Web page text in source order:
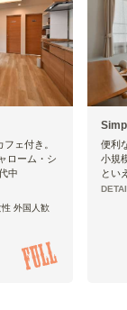
ェ付き。
ローム・シ
中
性 外国人歓
便利
小規
とい